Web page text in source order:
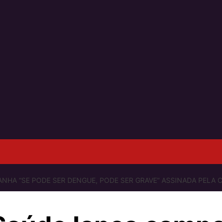
“SE PODE SER DENGUE, PODE SER GRAVE” ASSINADA PELA